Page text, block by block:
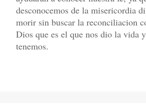
desconocemos de la misericordia
morir sin buscar la reconciliacion
Dios que es el que nos dio la vida
tenemos.